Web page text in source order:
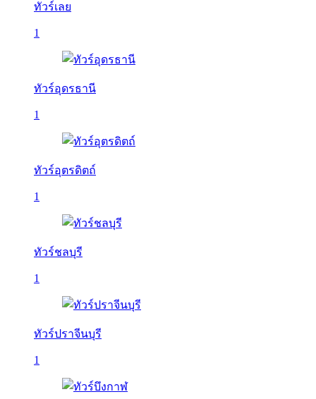
ทัวร์เลย
1
ทัวร์อุดรธานี
1
ทัวร์อุตรดิตถ์
1
ทัวร์ชลบุรี
1
ทัวร์ปราจีนบุรี
1